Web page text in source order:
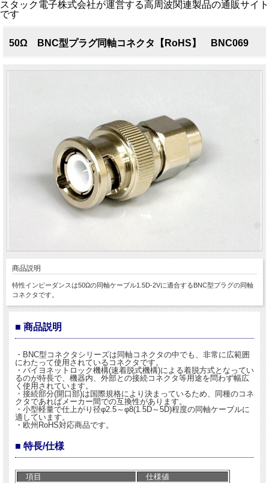
スタック電子株式会社が運営する高周波関連製品の通販サイト
です
50Ω BNC型プラグ同軸コネクタ【RoHS】 BNC069
商品説明
特性インピーダンスは50Ωの同軸ケーブル1.5D-2Vに適合するBNC型プラグの同軸
コネクタです。
■ 商品説明
・BNC型コネクタシリーズは同軸コネクタの中でも、非常に広範囲
にわたって使用されているコネクタです。
・バイヨネットロック機構(速着脱式機構)による着脱方式となってい
るのが特長で、機器内、外部との接続コネクタ等用途を問わず幅広
く使用されています。
・接続部分(開口部)は国際規格により決まっているため、同種のコネ
クタであればメーカー間での互換性があります。
・小型軽量で仕上がり径φ2.5～φ8(1.5D～5D)程度の同軸ケーブルに
適しています。
・欧州RoHS対応商品です。
■ 特長/仕様
項目
仕様値